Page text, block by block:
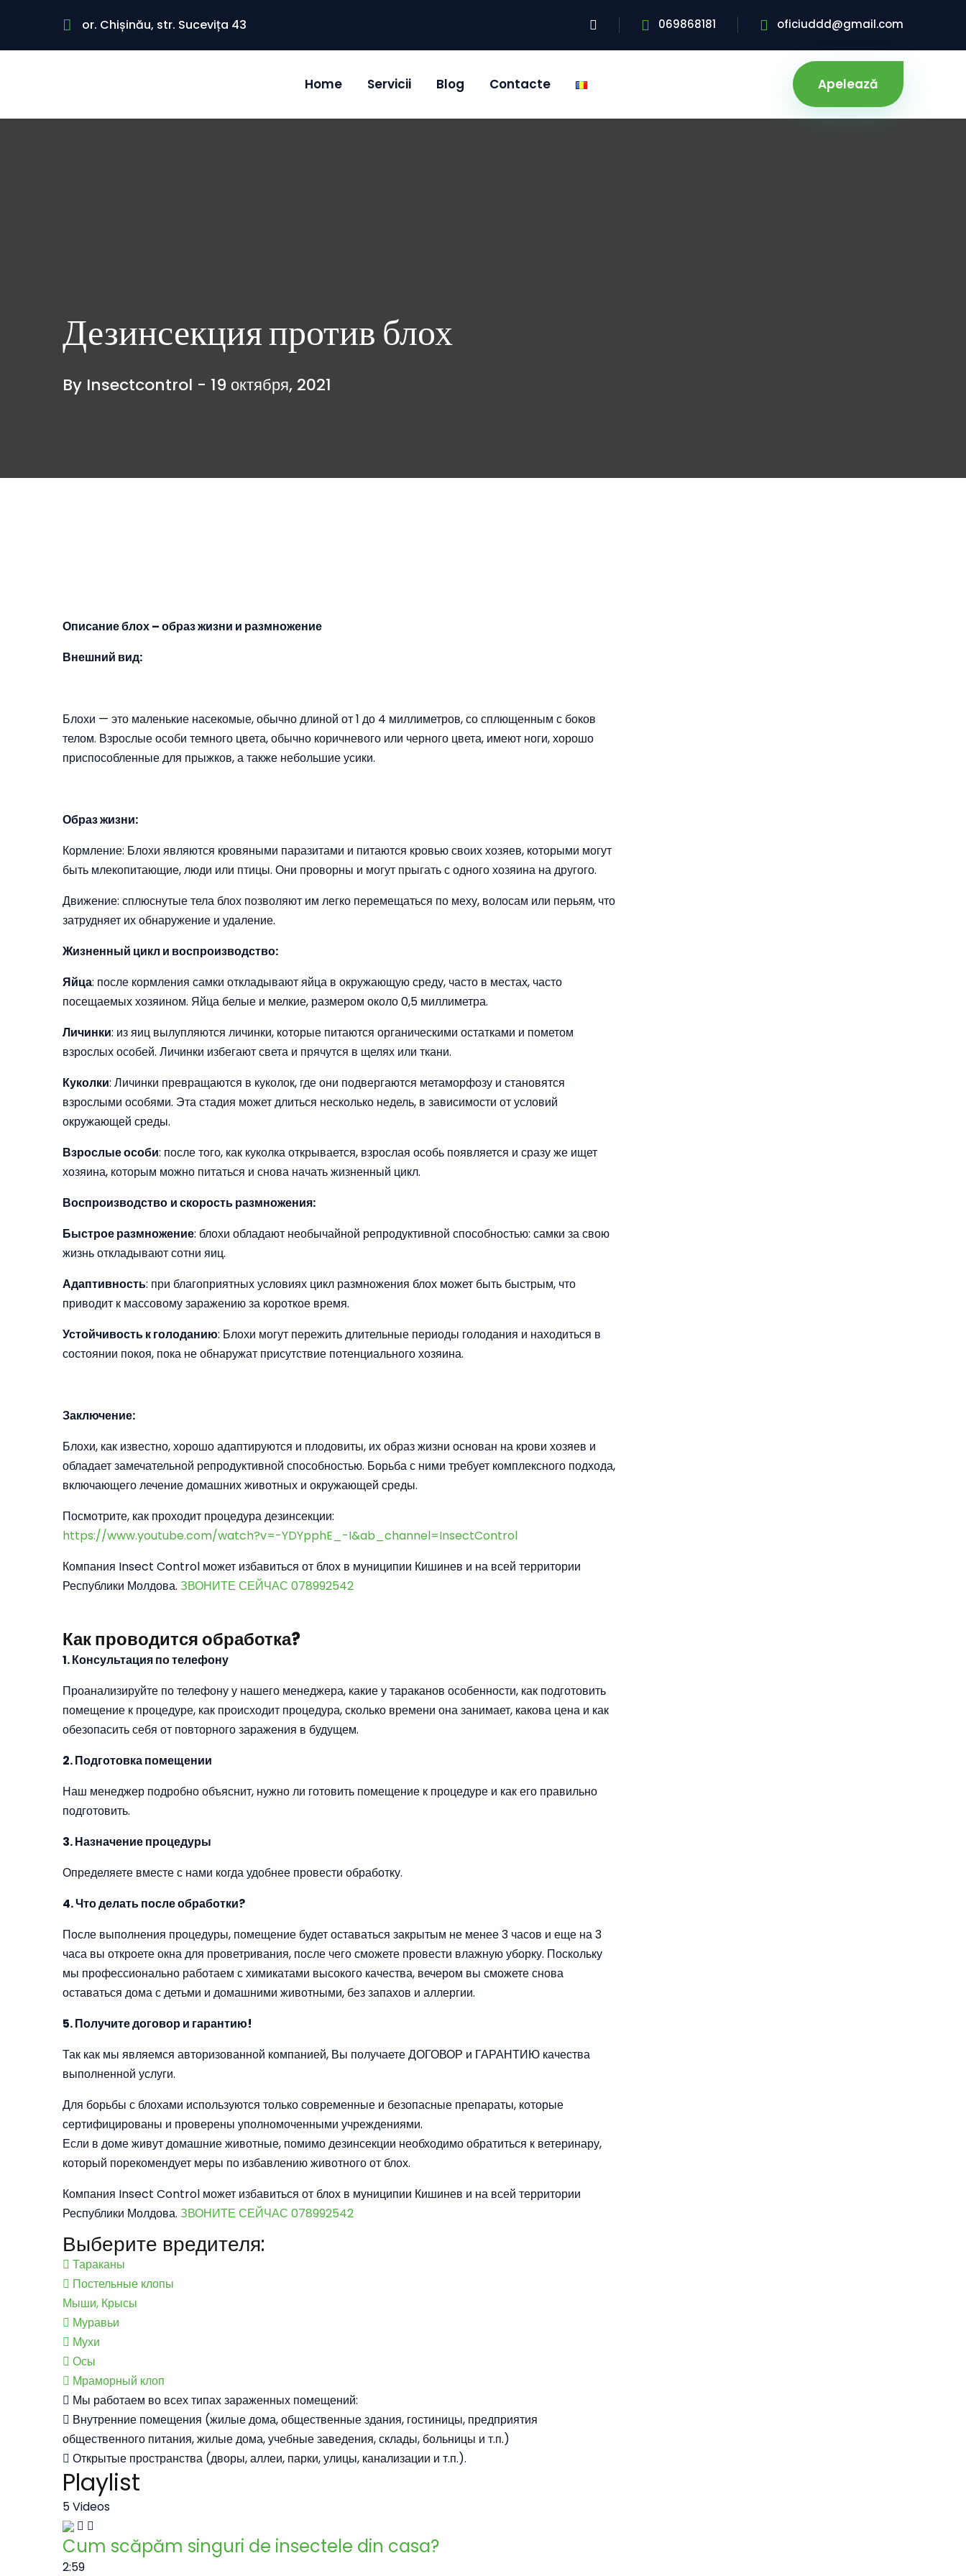
or. Chișinău, str. Sucevița 43 069868181 oficiuddd@gmail.com
Home Servicii Blog Contacte Apelează
Дезинсекция против блох
By Insectcontrol - 19 октября, 2021
Описание блох – образ жизни и размножение
Внешний вид:
Блохи — это маленькие насекомые, обычно длиной от 1 до 4 миллиметров, со сплющенным с боков
телом. Взрослые особи темного цвета, обычно коричневого или черного цвета, имеют ноги, хорошо
приспособленные для прыжков, а также небольшие усики.
Образ жизни:
Кормление: Блохи являются кровяными паразитами и питаются кровью своих хозяев, которыми могут
быть млекопитающие, люди или птицы. Они проворны и могут прыгать с одного хозяина на другого.
Движение: сплюснутые тела блох позволяют им легко перемещаться по меху, волосам или перьям, что
затрудняет их обнаружение и удаление.
Жизненный цикл и воспроизводство:
Яйца: после кормления самки откладывают яйца в окружающую среду, часто в местах, часто
посещаемых хозяином. Яйца белые и мелкие, размером около 0,5 миллиметра.
Личинки: из яиц вылупляются личинки, которые питаются органическими остатками и пометом
взрослых особей. Личинки избегают света и прячутся в щелях или ткани.
Куколки: Личинки превращаются в куколок, где они подвергаются метаморфозу и становятся
взрослыми особями. Эта стадия может длиться несколько недель, в зависимости от условий
окружающей среды.
Взрослые особи: после того, как куколка открывается, взрослая особь появляется и сразу же ищет
хозяина, которым можно питаться и снова начать жизненный цикл.
Воспроизводство и скорость размножения:
Быстрое размножение: блохи обладают необычайной репродуктивной способностью: самки за свою
жизнь откладывают сотни яиц.
Адаптивность: при благоприятных условиях цикл размножения блох может быть быстрым, что
приводит к массовому заражению за короткое время.
Устойчивость к голоданию: Блохи могут пережить длительные периоды голодания и находиться в
состоянии покоя, пока не обнаружат присутствие потенциального хозяина.
Заключение:
Блохи, как известно, хорошо адаптируются и плодовиты, их образ жизни основан на крови хозяев и
обладает замечательной репродуктивной способностью. Борьба с ними требует комплексного подхода,
включающего лечение домашних животных и окружающей среды.
Посмотрите, как проходит процедура дезинсекции:
https://www.youtube.com/watch?v=-YDYpphE_-I&ab_channel=InsectControl
Компания Insect Control может избавиться от блох в муниципии Кишинев и на всей территории
Республики Молдова. ЗВОНИТЕ СЕЙЧАС 078992542
Как проводится обработка?
1. Консультация по телефону
Проанализируйте по телефону у нашего менеджера, какие у тараканов особенности, как подготовить
помещение к процедуре, как происходит процедура, сколько времени она занимает, какова цена и как
обезопасить себя от повторного заражения в будущем.
2. Подготовка помещении
Наш менеджер подробно объяснит, нужно ли готовить помещение к процедуре и как его правильно
подготовить.
3. Назначение процедуры
Определяете вместе с нами когда удобнее провести обработку.
4. Что делать после обработки?
После выполнения процедуры, помещение будет оставаться закрытым не менее 3 часов и еще на 3
часа вы откроете окна для проветривания, после чего сможете провести влажную уборку. Поскольку
мы профессионально работаем с химикатами высокого качества, вечером вы сможете снова
оставаться дома с детьми и домашними животными, без запахов и аллергии.
5. Получите договор и гарантию!
Так как мы являемся авторизованной компанией, Вы получаете ДОГОВОР и ГАРАНТИЮ качества
выполненной услуги.
Для борьбы с блохами используются только современные и безопасные препараты, которые
сертифицированы и проверены уполномоченными учреждениями.
Если в доме живут домашние животные, помимо дезинсекции необходимо обратиться к ветеринару,
который порекомендует меры по избавлению животного от блох.
Компания Insect Control может избавиться от блох в муниципии Кишинев и на всей территории
Республики Молдова. ЗВОНИТЕ СЕЙЧАС 078992542
Выберите вредителя:
Тараканы
Постельные клопы
Мыши, Крысы
Муравьи
Мухи
Осы
Мраморный клоп
Мы работаем во всех типах зараженных помещений:
Внутренние помещения (жилые дома, общественные здания, гостиницы, предприятия
общественного питания, жилые дома, учебные заведения, склады, больницы и т.п.)
Открытые пространства (дворы, аллеи, парки, улицы, канализации и т.п.).
Playlist
5 Videos
Cum scăpăm singuri de insectele din casa?
2:59